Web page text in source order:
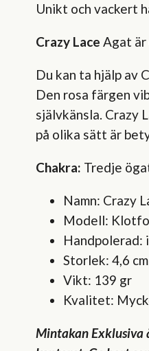
Unikt och vackert
Crazy Lace Agat är
Du kan ta hjälp av
Den rosa färgen
självkänsla. Crazy
på olika sätt är
Chakra: Tredje
Namn: Crazy
Modell:
Handpolerad:
Storlek: 4,6 cm
Vikt: 139 gr
Kvalitet:
Mintakan Exklusiva